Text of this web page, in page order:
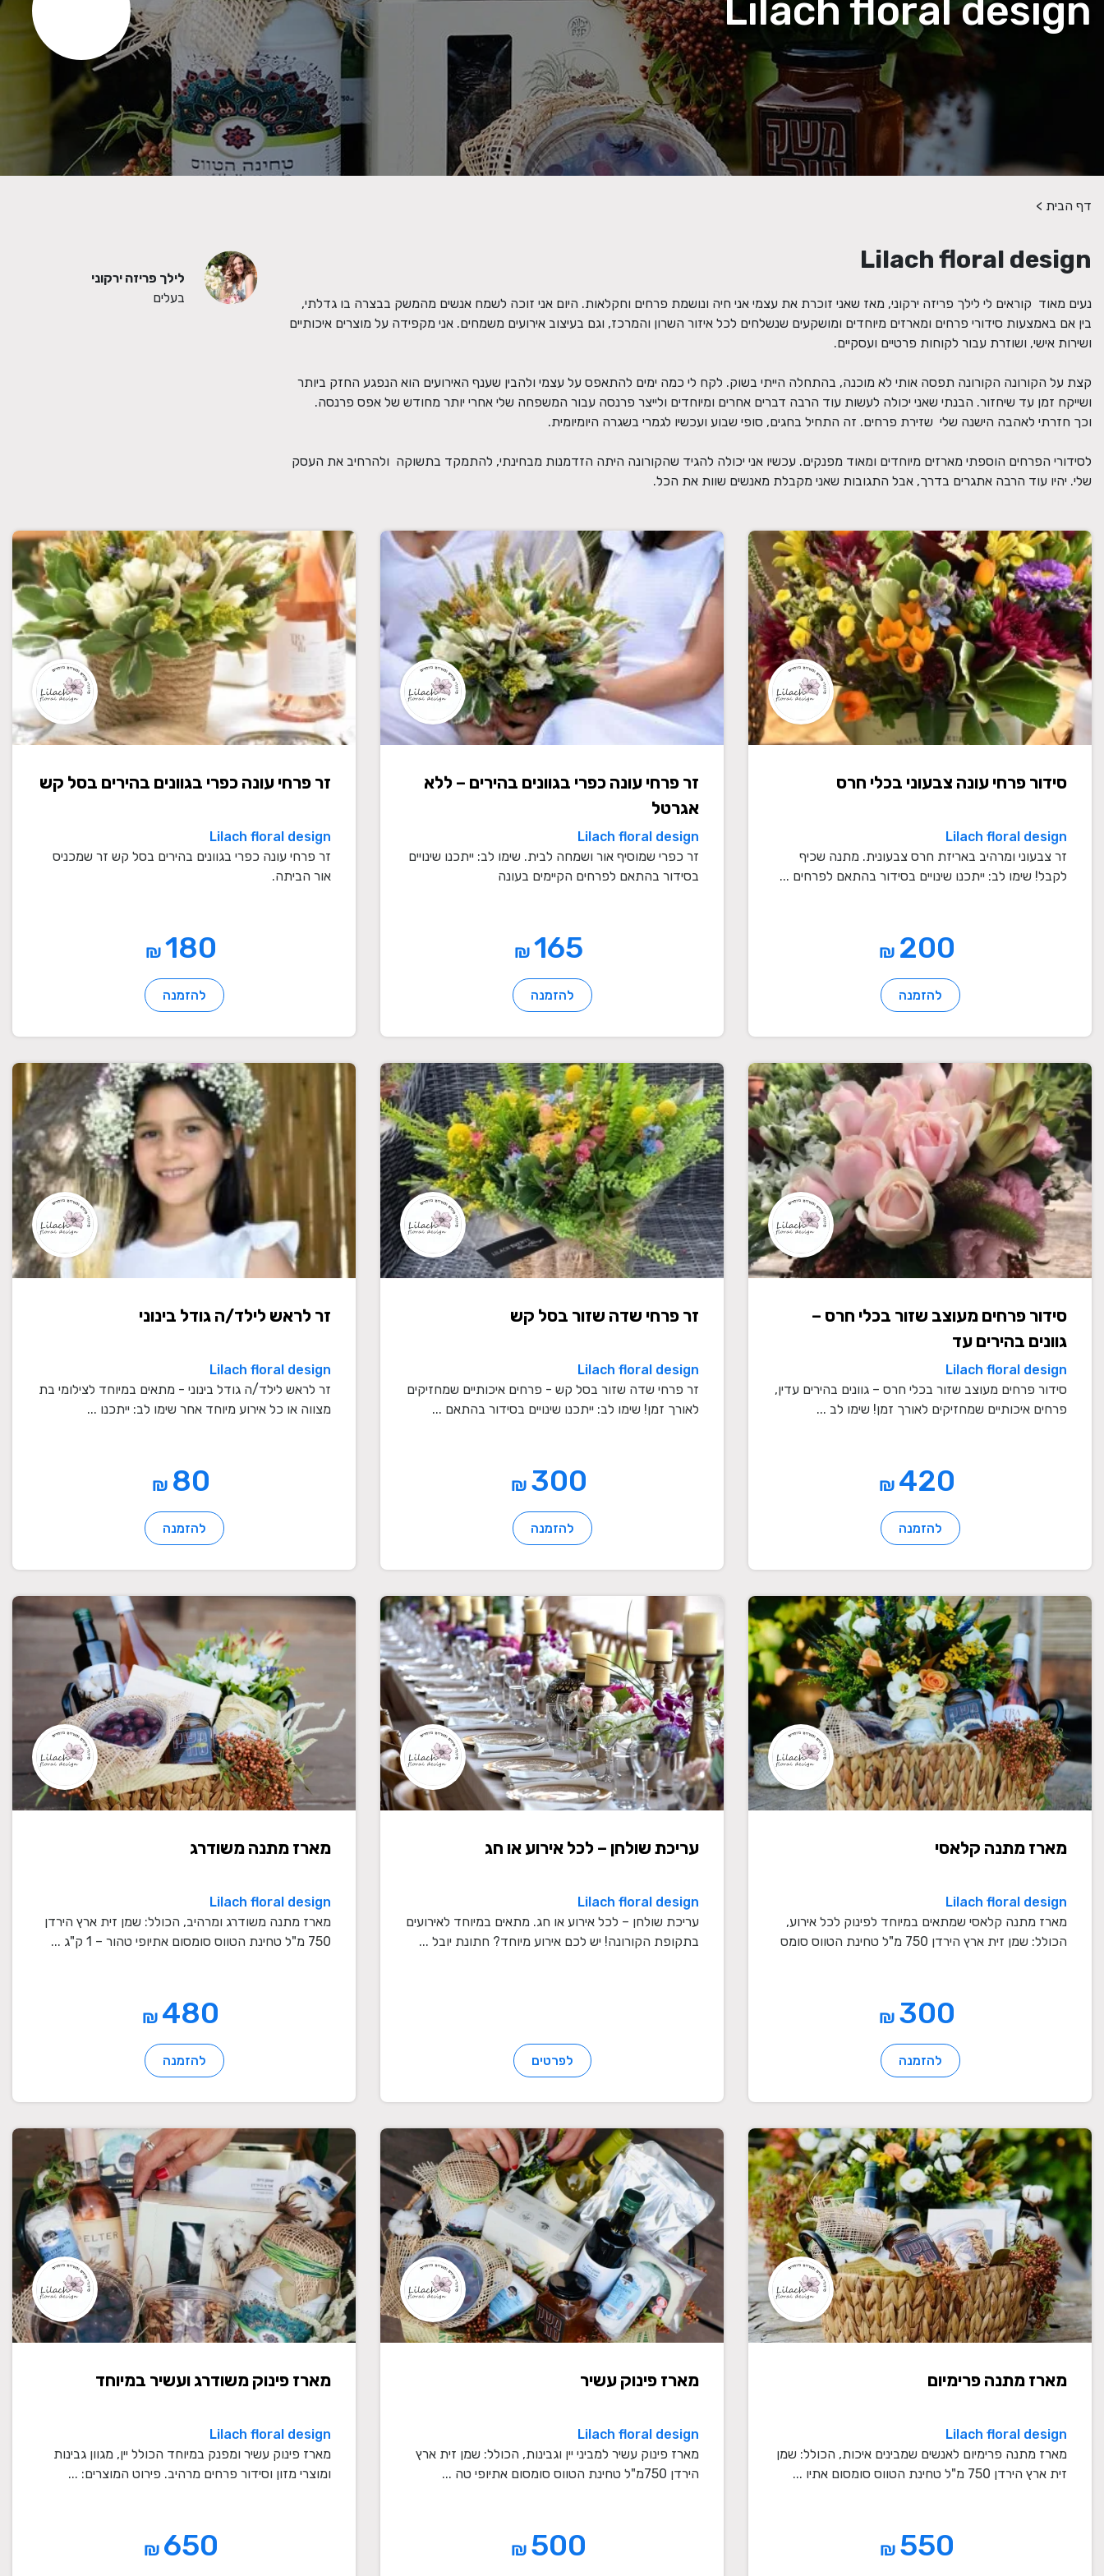
Lilach floral design
דף הבית >
Lilach floral design
שלי. יהיו עוד הרבה אתגרים בדרך, אבל התגובות שאני מקבלת מאנשים שוות את הכל.
לילך פריזה ירקוני
בעלים
סידור פרחי עונה צבעוני בכלי חרס
Lilach floral design
זר צבעוני ומרהיב באריזת חרס צבעונית. מתנה שכיף
לקבל! שימו לב: ייתכנו שינויים בסידור בהתאם לפרחים ...
₪
להזמנה
זר פרחי עונה כפרי בגוונים בהירים – ללא
אגרטל
Lilach floral design
זר כפרי שמוסיף אור ושמחה לבית. שימו לב: ייתכנו שינויים
בסידור בהתאם לפרחים הקיימים בעונה
₪
להזמנה
זר פרחי עונה כפרי בגוונים בהירים בסל קש
Lilach floral design
זר פרחי עונה כפרי בגוונים בהירים בסל קש זר שמכניס
אור הביתה.
₪
להזמנה
סידור פרחים מעוצב שזור בכלי חרס –
גוונים בהירים עד
Lilach floral design
סידור פרחים מעוצב שזור בכלי חרס – גוונים בהירים עדין,
פרחים איכותיים שמחזיקים לאורך זמן! שימו לב ...
₪
להזמנה
זר פרחי שדה שזור בסל קש
Lilach floral design
זר פרחי שדה שזור בסל קש - פרחים איכותיים שמחזיקים
לאורך זמן! שימו לב: ייתכנו שינויים בסידור בהתאם ...
₪
להזמנה
זר לראש לילד/ה גודל בינוני
Lilach floral design
זר לראש לילד/ה גודל בינוני - מתאים במיוחד לצילומי בת
מצווה או כל אירוע מיוחד אחר שימו לב: ייתכנו ...
₪
להזמנה
מארז מתנה קלאסי
Lilach floral design
מארז מתנה קלאסי שמתאים במיוחד לפינוק לכל אירוע,
הכולל: שמן זית ארץ הירדן 750 מ"ל טחינת הטווס סומס
₪
להזמנה
עריכת שולחן – לכל אירוע או חג
Lilach floral design
עריכת שולחן – לכל אירוע או חג. מתאים במיוחד לאירועים
בתקופת הקורונה! יש לכם אירוע מיוחד? חתונת יובל ...
לפרטים
מארז מתנה משודרג
Lilach floral design
מארז מתנה משודרג ומרהיב, הכולל: שמן זית ארץ הירדן
750 מ"ל טחינת הטווס סומסום אתיופי טהור – 1 ק"ג ...
₪
להזמנה
מארז מתנה פרימיום
Lilach floral design
מארז מתנה פרימיום לאנשים שמבינים איכות, הכולל: שמן
זית ארץ הירדן 750 מ"ל טחינת הטווס סומסום אתיו ...
₪
מארז פינוק עשיר
Lilach floral design
מארז פינוק עשיר למביני יין וגבינות, הכולל: שמן זית ארץ
הירדן 750מ"ל טחינת הטווס סומסום אתיופי טה ...
₪
מארז פינוק משודרג ועשיר במיוחד
Lilach floral design
מארז פינוק עשיר ומפנק במיוחד הכולל יין, מגוון גבינות
ומוצרי מזון וסידור פרחים מרהיב. פירוט המוצרים: ...
₪